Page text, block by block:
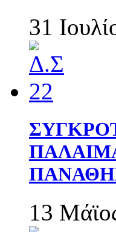
31
13